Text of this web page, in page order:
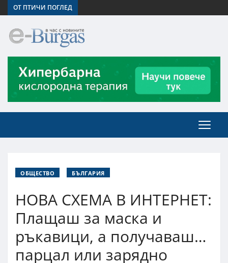
ОТ ПТИЧИ ПОГЛЕД
ОБЩЕСТВО БЪЛГАРИЯ
НОВА СХЕМА В ИНТЕРНЕТ:
Плащаш за маска и
ръкавици, а получаваш…
парцал или зарядно